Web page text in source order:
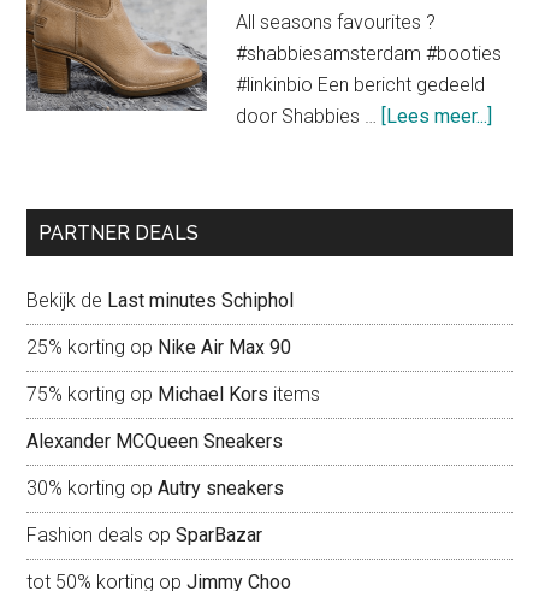
voor
een
trendy
look
All seasons favourites ?
#shabbiesamsterdam #booties
#linkinbio Een bericht gedeeld
door Shabbies … [Lees meer...]
PARTNER DEALS
Bekijk de Last minutes Schiphol
25% korting op Nike Air Max 90
75% korting op Michael Kors items
Alexander MCQueen Sneakers
30% korting opAutry sneakers
Fashion deals opSparBazar
tot 50% korting opJimmy Choo